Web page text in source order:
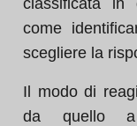
classificata in
come
scegliere la
Il modo di
da quello